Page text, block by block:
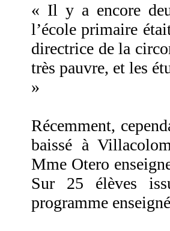
« Il y a encore
l’école primaire
directrice de la
très pauvre, et les
»
Récemment,
baissé à
Mme Otero
Sur 25 élèves
programme